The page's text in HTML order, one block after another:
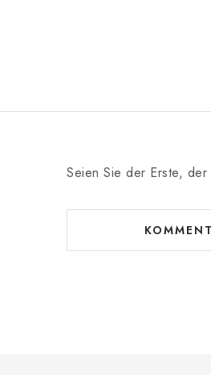
Seien Sie der Erste,